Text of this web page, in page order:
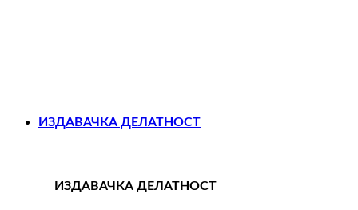
ИЗДАВАЧКА ДЕЛАТНОСТ
ИЗДАВАЧКА ДЕЛАТНОСТ